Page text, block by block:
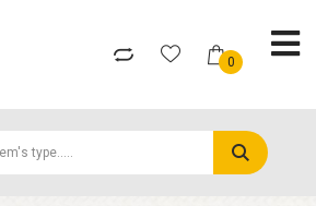
0